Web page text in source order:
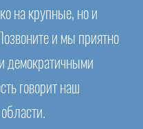
на крупные, но и
и мы приятно
демократичными
говорит наш